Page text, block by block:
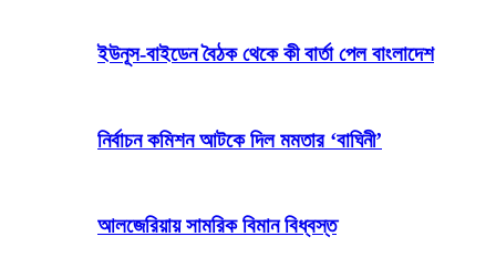
ইউনূস-বাইডেন বৈঠক থেকে কী বার্তা পেল বাংলাদেশ
নির্বাচন কমিশন আটকে দিল মমতার ‘বাঘিনী’
আলজেরিয়ায় সামরিক বিমান বিধ্বস্ত